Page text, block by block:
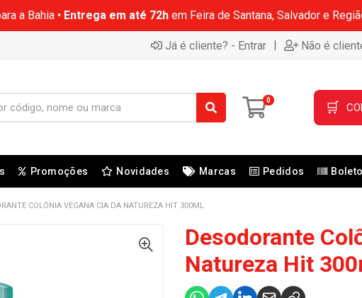
a Bahia • Entrega em até 72hem Feira de Santana, Salvador e
Já é cliente? - Entrar | Não é
0 🛒
Promoções Novidades Marcas Pedidos
COLÔNIA VEGANA CIA DA NATUREZA HIT 300ML
Desodorante
Natureza Hit